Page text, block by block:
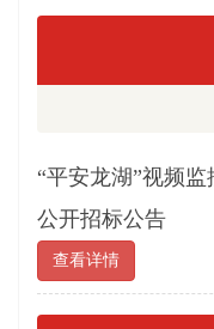
“平安龙湖”视频
公开招标公告
查看详情